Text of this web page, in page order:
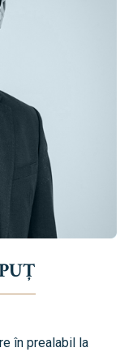
în prealabil la